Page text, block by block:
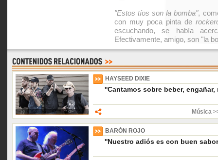
"Estos tíos son la bomba",
con muy poca pinta de
escuchando, se había
Efectivamente, amigo, son "la
HAYSEED DIXIE
''Cantamos sobre beber,
Música
BARÓN ROJO
''Nuestro adiós es con buen